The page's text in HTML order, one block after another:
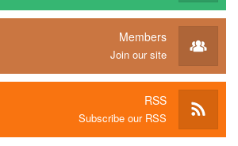
Members
Join our site
RSS
Subscribe our RSS